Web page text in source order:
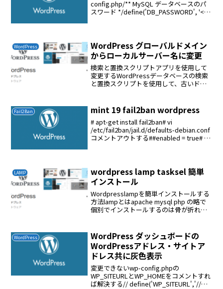
config.php/** MySQL データベースのパ
スワード */define('DB_PASSWORD', '<パ
WordPress
WordPress グローバルドメイン
からローカルサーバー名に変更
検索と置換スクリプトアプリを使用して
変更するWordPressデータベースの検索
と置換スクリプトを使用して、古いドメ
ンロードとインストール上記サイトから
Search-R...
Fail2Ban mint 19 fail2ban wordpress
# apt-get install fail2ban# vi
/etc/fail2ban/jail.d/defaults-debian.conf
コメントアウトする##enabled = true# vi
LAMP
wordpress lamp tasksel 簡単
インストール
Wordpresslampを簡単インストールする
方法lampとはapache mysql php の略で
個別でインストールするのは骨が折れる
WordPress
WordPress ダッシュボードの
WordPressアドレス・サイトア
ドレス共に灰色表示
変更できないwp-config.phpの
WP_SITEURLとWP_HOMEをコメントすれ
ば解決する// define('WP_SITEURL','//